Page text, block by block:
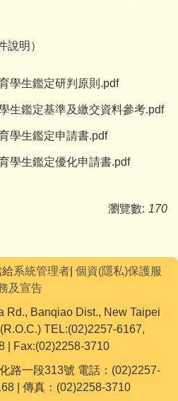
說明）
學生鑑定研判原則.pdf
生鑑定基準及繳交資料參考.pdf
學生鑑定申請書.pdf
學生鑑定優化申請書.pdf
瀏覽數: 170
給系統管理者 個資(隱私)保護服
及宣告
Rd., Banqiao Dist., New Taipei
TEL:(02)2257-6167,
| Fax:(02)2258-3710
路一段313號 電話：(02)2257-
| 傳真：(02)2258-3710